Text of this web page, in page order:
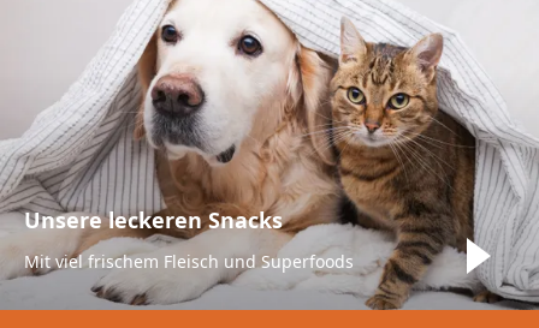
Unsere leckeren Snacks
Mit viel frischem Fleisch und Superfoods